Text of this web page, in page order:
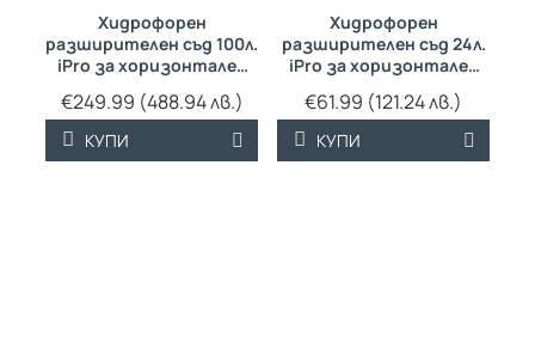
Хидрофорен
разширителен съд 100л.
iPro за хоризонтален
монтаж
€249.99 (488.94 лв.)
КУПИ
Хидрофорен
разширителен съд 24л.
iPro за хоризонтален
монтаж
€61.99 (121.24 лв.)
КУПИ